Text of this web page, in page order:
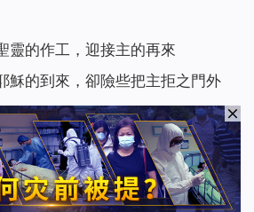
靈的作工，迎接主的再來
穌的到來，卻險些把主拒之門外